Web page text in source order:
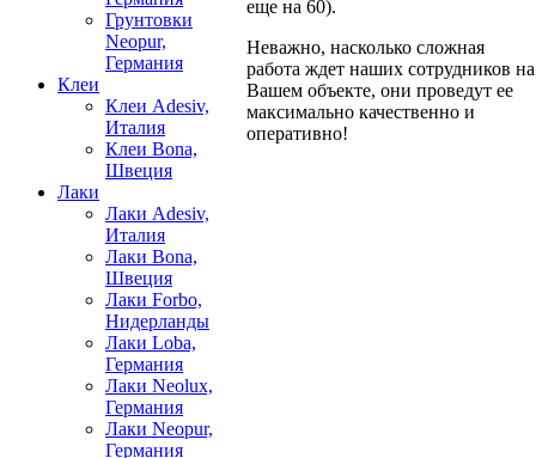
Грунтовки
Neopur,
Германия
Клеи
Клеи Adesiv,
Италия
Клеи Bona,
Швеция
Лаки
Лаки Adesiv,
Италия
Лаки Bona,
Швеция
Лаки Forbo,
Нидерланды
Лаки Loba,
Германия
Лаки Neolux,
Германия
Лаки Neopur,
Германия
еще на 60).
Неважно, насколько сложная
работа ждет наших сотрудников на
Вашем объекте, они проведут ее
максимально качественно и
оперативно!